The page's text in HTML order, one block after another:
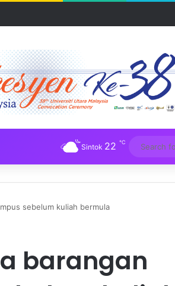
UUM
Sintok 22 ℃
sebelum kuliah bermula
barangan